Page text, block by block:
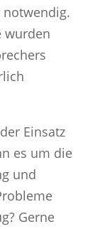
notwendig.
wurden
Einsatz
es um die
und
Gerne